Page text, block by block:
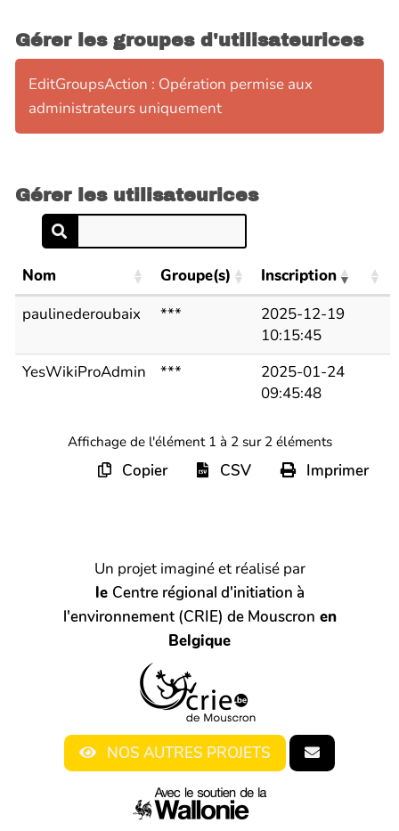
Gérer les groupes d'utilisateurices
EditGroupsAction : Opération permise aux
administrateurs uniquement
Gérer les utilisateurices
Nom Groupe(s)
Inscription
paulinederoubaix
***
2025-12-19
10:15:45
YesWikiProAdmin
***
2025-01-24
09:45:48
Affichage de l'élément 1 à 2 sur 2 éléments
Copier CSV Imprimer
Un projet imaginé et réalisé par
le Centre régional d'initiation à
l'environnement (CRIE) de Mouscron en
Belgique
NOS AUTRES PROJETS